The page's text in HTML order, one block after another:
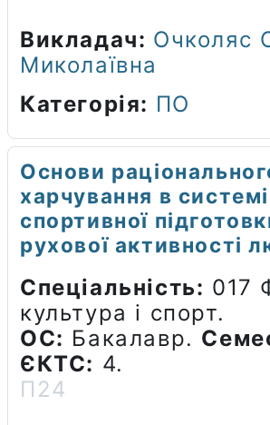
Викладач: Очколяс
Миколаївна
Категорія: ПО
Основи
харчування в системі
спортивної
рухової активності
Спеціальність: 017
культура і спорт.
ОС: Бакалавр.
ЄКТС: 4.
П24